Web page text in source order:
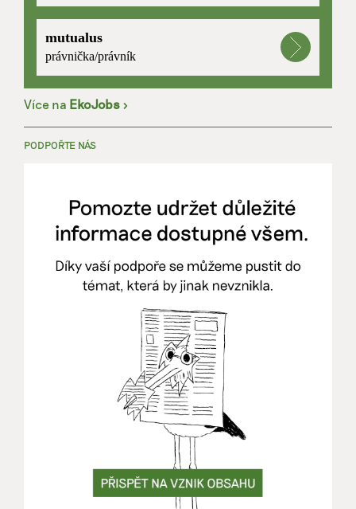
mutualus
právnička/právník
Více na EkoJobs >
PODPOŘTE NÁS